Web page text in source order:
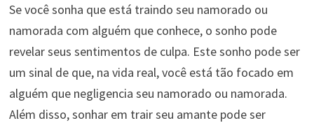
Se você sonha que está traindo seu namorado ou
namorada com alguém que conhece, o sonho pode
revelar seus sentimentos de culpa. Este sonho pode ser
um sinal de que, na vida real, você está tão focado em
alguém que negligencia seu namorado ou namorada.
Além disso, sonhar em trair seu amante pode ser